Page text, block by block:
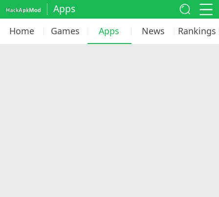
Apps
Home Games Apps News Rankings